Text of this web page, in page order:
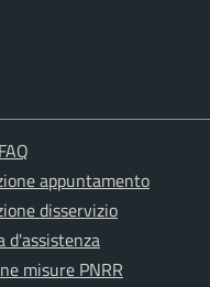
appuntamento
disservizio
d'assistenza
misure PNRR